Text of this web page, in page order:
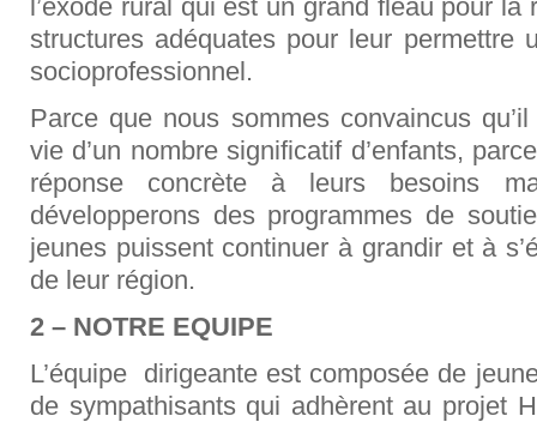
l’exode rural qui est un grand fléau pour
structures adéquates pour leur permettre
socioprofessionnel.
Parce que nous sommes convaincus
vie d’un nombre significatif d’enfants,
réponse concrète à leurs besoins
développerons des programmes de
jeunes puissent continuer à grandir et à
de leur région.
2 – NOTRE EQUIPE
L’équipe dirigeante est composée de
de sympathisants qui adhèrent au projet